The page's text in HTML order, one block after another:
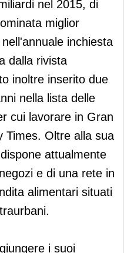
nel 2015, di
miglior
inchiesta
dalla rivista
inoltre inserito due
nella lista delle
cui lavorare in Gran
Times. Oltre alla sua
attualmente
e di una rete in
alimentari situati
i suoi